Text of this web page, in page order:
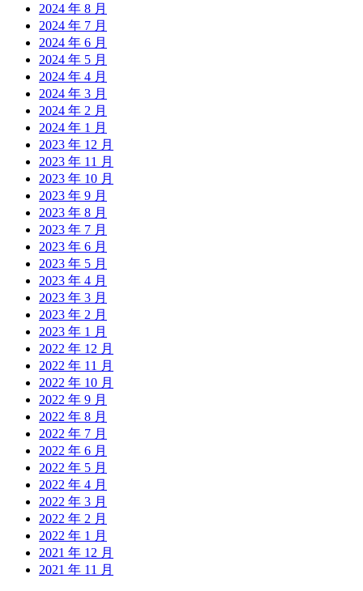
2024 年 8 月
2024 年 7 月
2024 年 6 月
2024 年 5 月
2024 年 4 月
2024 年 3 月
2024 年 2 月
2024 年 1 月
2023 年 12 月
2023 年 11 月
2023 年 10 月
2023 年 9 月
2023 年 8 月
2023 年 7 月
2023 年 6 月
2023 年 5 月
2023 年 4 月
2023 年 3 月
2023 年 2 月
2023 年 1 月
2022 年 12 月
2022 年 11 月
2022 年 10 月
2022 年 9 月
2022 年 8 月
2022 年 7 月
2022 年 6 月
2022 年 5 月
2022 年 4 月
2022 年 3 月
2022 年 2 月
2022 年 1 月
2021 年 12 月
2021 年 11 月